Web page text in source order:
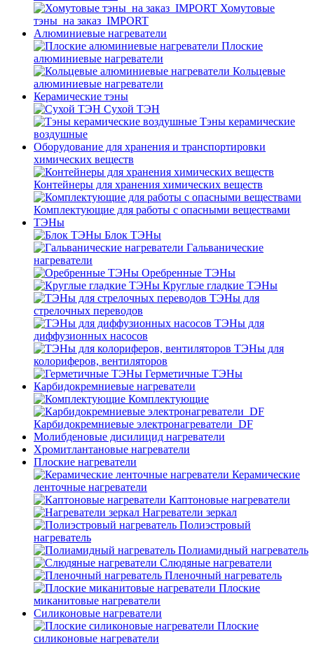
Хомутовые
тэны_на заказ_IMPORT
Алюминиевые нагреватели
Плоские
алюминиевые нагреватели
Кольцевые
алюминиевые нагреватели
Керамические тэны
Сухой ТЭН
Тэны керамические
воздушные
Оборудование для хранения и транспортировки
химических веществ
Контейнеры для хранения химических веществ
Комплектующие для работы с опасными веществами
ТЭНы
Блок ТЭНы
Гальванические
нагреватели
Оребренные ТЭНы
Круглые гладкие ТЭНы
ТЭНы для
стрелочных переводов
ТЭНы для
диффузионных насосов
ТЭНы для
колориферов, вентиляторов
Герметичные ТЭНы
Карбидокремниевые нагреватели
Комплектующие
Карбидокремниевые электронагреватели_DF
Молибденовые дисилицид нагреватели
Хромитлантановые нагреватели
Плоские нагреватели
Керамические
ленточные нагреватели
Каптоновые нагреватели
Нагреватели зеркал
Полиэстровый
нагреватель
Полиамидный нагреватель
Слюдяные нагреватели
Пленочный нагреватель
Плоские
миканитовые нагреватели
Силиконовые нагреватели
Плоские
силиконовые нагреватели